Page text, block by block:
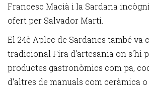
Francesc Macià i la Sardana
ofert per Salvador Martí.
El 24è Aplec de Sardanes també va
tradicional Fira d'artesania on s'hi
productes gastronòmics com pa,
d'altres de manuals com ceràmica o